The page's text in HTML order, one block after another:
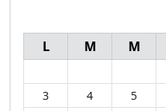
L M M
3
4 5